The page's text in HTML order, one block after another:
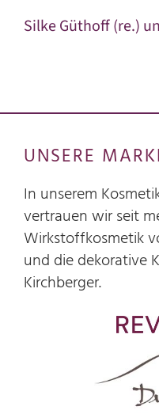
Silke Güthoff (re.)
UNSERE
In unserem
vertrauen wir seit
Wirkstoffkosmetik
und die dekorative
Kirchberger.